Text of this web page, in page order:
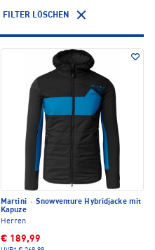
FILTER LÖSCHEN
Martini · Snowventure Hybridjacke mit
Kapuze
Herren
€ 189,99